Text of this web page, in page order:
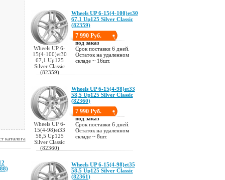
каталога
Wheels UP 6-
15(4-100)et30
67,1 Up125
Silver Classic
(82359)
Wheels UP 6-15(4-100)et30
67,1 Up125 Silver Classic
(82359)
7 990 Руб.
под заказ
Срок поставки 6 дней.
Остаток на удаленном
складе ~ 16шт.
Wheels UP 6-
15(4-98)et33
58,5 Up125
Silver Classic
(82360)
Wheels UP 6-15(4-98)et33
58,5 Up125 Silver Classic
(82360)
7 990 Руб.
под заказ
Срок поставки 6 дней.
Остаток на удаленном
складе ~ 8шт.
Wheels UP 6-15(4-98)et35
58,5 Up125 Silver Classic
(82361)